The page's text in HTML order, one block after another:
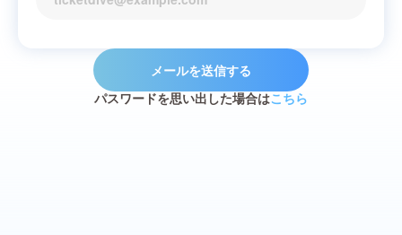
メールを送信する
パスワードを思い出した場合はこちら